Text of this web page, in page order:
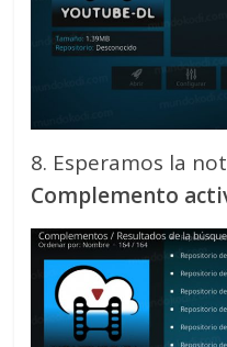
8. Esperamos la
Complemento